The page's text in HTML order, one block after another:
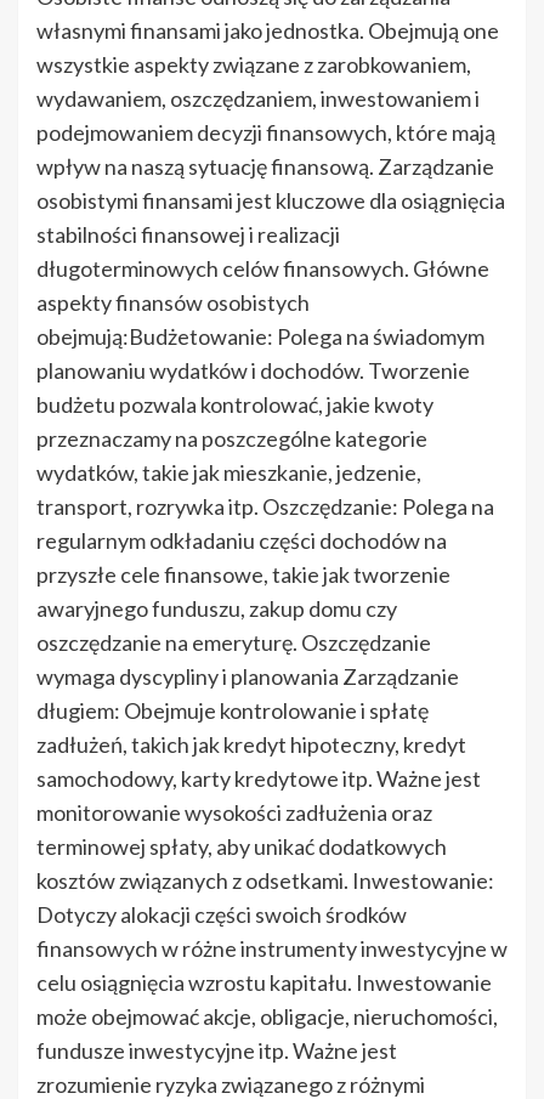
własnymi finansami jako jednostka. Obejmują one
wszystkie aspekty związane z zarobkowaniem,
wydawaniem, oszczędzaniem, inwestowaniem i
podejmowaniem decyzji finansowych, które mają
wpływ na naszą sytuację finansową. Zarządzanie
osobistymi finansami jest kluczowe dla osiągnięcia
stabilności finansowej i realizacji
długoterminowych celów finansowych. Główne
aspekty finansów osobistych
obejmują:Budżetowanie: Polega na świadomym
planowaniu wydatków i dochodów. Tworzenie
budżetu pozwala kontrolować, jakie kwoty
przeznaczamy na poszczególne kategorie
wydatków, takie jak mieszkanie, jedzenie,
transport, rozrywka itp. Oszczędzanie: Polega na
regularnym odkładaniu części dochodów na
przyszłe cele finansowe, takie jak tworzenie
awaryjnego funduszu, zakup domu czy
oszczędzanie na emeryturę. Oszczędzanie
wymaga dyscypliny i planowania Zarządzanie
długiem: Obejmuje kontrolowanie i spłatę
zadłużeń, takich jak kredyt hipoteczny, kredyt
samochodowy, karty kredytowe itp. Ważne jest
monitorowanie wysokości zadłużenia oraz
terminowej spłaty, aby unikać dodatkowych
kosztów związanych z odsetkami. Inwestowanie:
Dotyczy alokacji części swoich środków
finansowych w różne instrumenty inwestycyjne w
celu osiągnięcia wzrostu kapitału. Inwestowanie
może obejmować akcje, obligacje, nieruchomości,
fundusze inwestycyjne itp. Ważne jest
zrozumienie ryzyka związanego z różnymi